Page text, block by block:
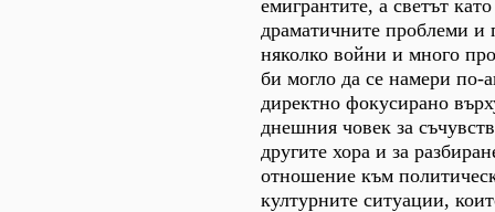
емигрантите, а светът
драматичните проблеми и
няколко войни и много
би могло да се намери по-
директно фокусирано
днешния човек за
другите хора и за
отношение към
културните ситуации,